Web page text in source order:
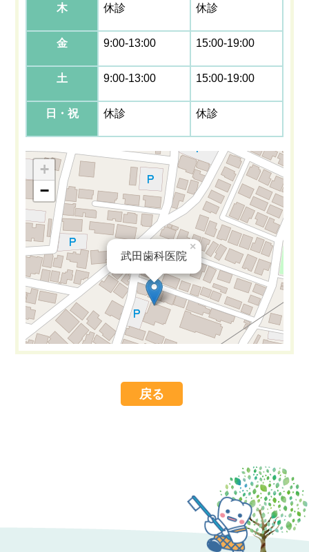
木
金
土
日・祝
休診
9:00-13:00
9:00-13:00
休診
休診
15:00-19:00
15:00-19:00
休診
武田歯科医院
×
+
−
戻る